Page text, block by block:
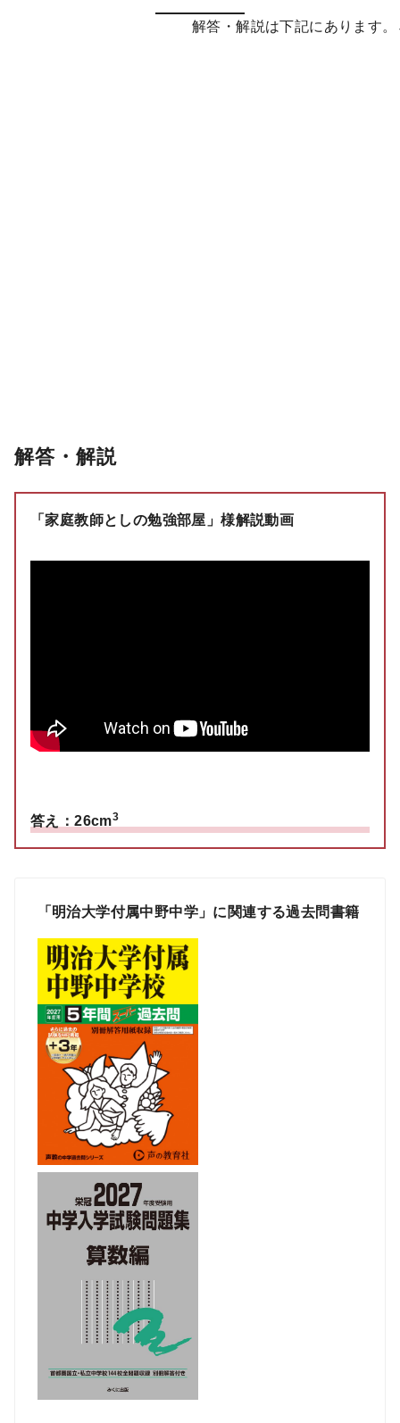
解答・解説
「家庭教師としの勉強部屋」様解説動画
答え：26cm3
「明治大学付属中野中学」に関連する過去問書籍